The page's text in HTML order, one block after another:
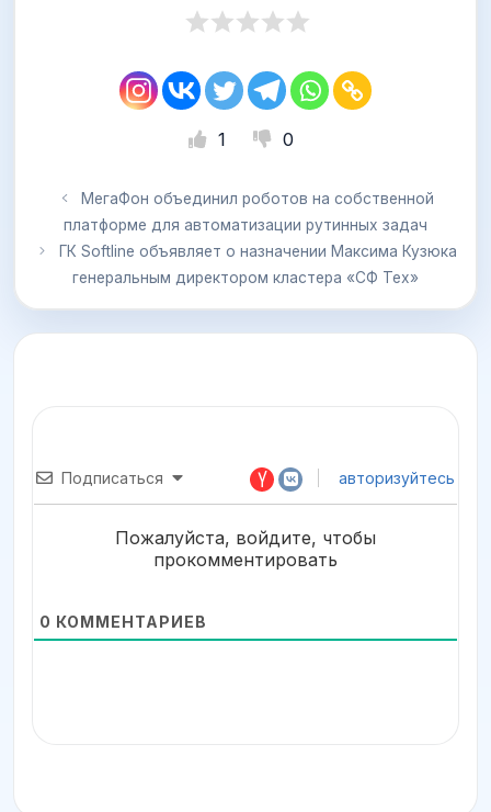
1 0
МегаФон объединил роботов на собственной
платформе для автоматизации рутинных задач
ГК Softline объявляет о назначении Максима Кузюка
генеральным директором кластера «СФ Тех»
Подписаться авторизуйтесь
Пожалуйста, войдите, чтобы
прокомментировать
0 КОММЕНТАРИЕВ